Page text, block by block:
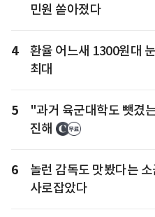
민원 쏟아졌다
4
환율 어느새 1300원대
최대
5
"과거 육군대학도 뺏겼
진해
6
놀런 감독도 맛봤다는
사로잡았다